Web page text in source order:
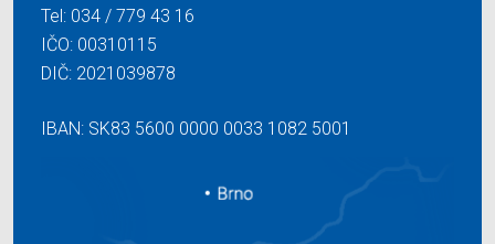
Tel: 034 / 779 43 16
IČO: 00310115
DIČ: 2021039878
IBAN: SK83 5600 0000 0033 1082 5001